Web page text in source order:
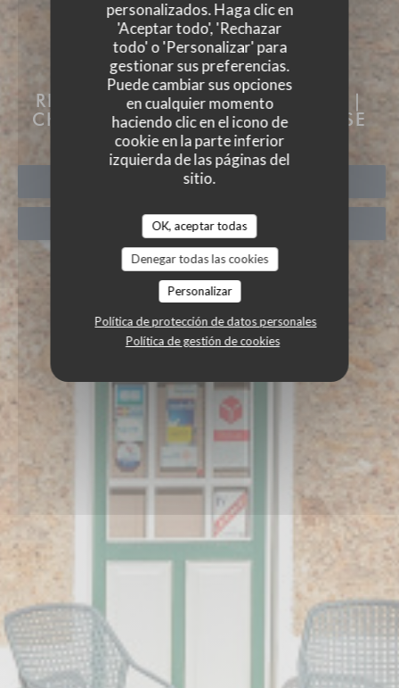
personalizados. Haga clic en
'Aceptar todo', 'Rechazar
todo' o 'Personalizar' para
gestionar sus preferencias.
Puede cambiar sus opciones
en cualquier momento
haciendo clic en el icono de
cookie en la parte inferior
izquierda de las páginas del
sitio.
OK, aceptar todas
Denegar todas las cookies
Personalizar
Política de protección de datos personales
Política de gestión de cookies
AUBERGE DES 3
RESTAURANTE Y HABITACIONES
|
CHOISEL | VALLEE DE CHEVREUSE
RESERVAR UNA MESA
TAKEAWAY